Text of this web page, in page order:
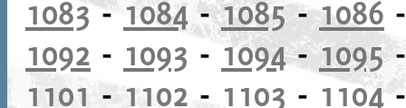
1083- 1084-1085-1086
1092 - 1093 - 1094-1095
1101 -1102 - 1103 - 1104